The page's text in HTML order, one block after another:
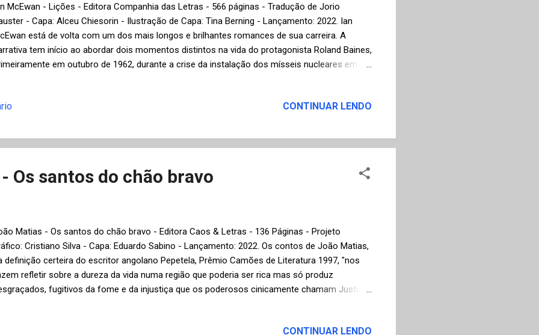
McEwan - Lições - Editora Companhia das Letras - 566 páginas - Tradução de Jorio
- Capa: Alceu Chiesorin - Ilustração de Capa: Tina Berning - Lançamento: 2022. Ian
está de volta com um dos mais longos e brilhantes romances de sua carreira. A
tem início ao abordar dois momentos distintos na vida do protagonista Roland Baines,
em outubro de 1962, durante a crise da instalação dos mísseis nucleares em
então com 14 anos, mantém um relacionamento sexual obsessivo com sua
prestes a acabar. Em paralelo, acompanhamos em 1986 o término do casamento do
Roland com Alissa que o abandona após o nascimento do filho, deixando apenas um
CONTINUAR LENDO
Os santos do chão bravo
Matias - Os santos do chão bravo - Editora Caos & Letras - 136 Páginas - Projeto
Cristiano Silva - Capa: Eduardo Sabino - Lançamento: 2022. Os contos de João Matias,
definição certeira do escritor angolano Pepetela, Prêmio Camões de Literatura 1997, "nos
refletir sobre a dureza da vida numa região que poderia ser rica mas só produz
fugitivos da fome e da injustiça que os poderosos cinicamente chamam Justiça."
s contos desta coletânea nos mostram um regionalismo contemporâneo amargo que
CONTINUAR LENDO